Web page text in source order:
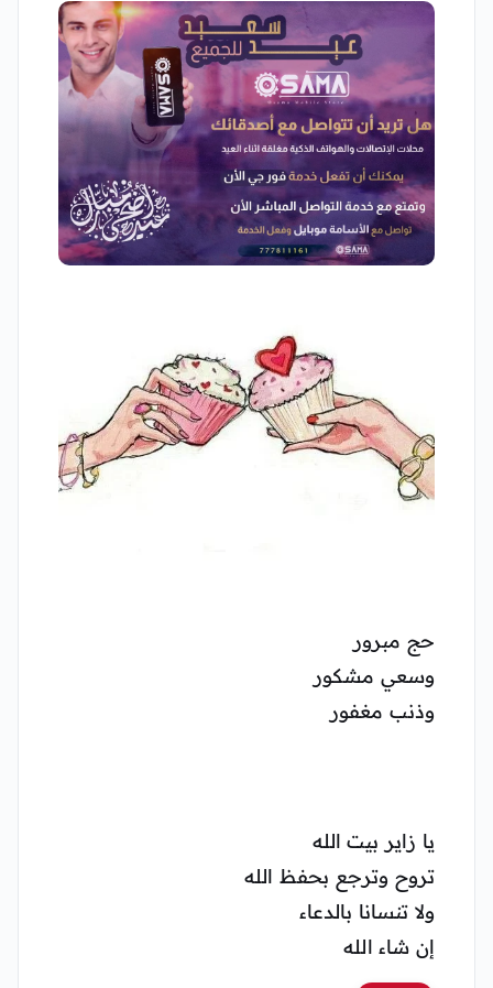
حج مبرور
وسعي مشكور
وذنب مغفور
يا زاير بيت الله
تروح وترجع بحفظ الله
ولا تنسانا بالدعاء
إن شاء الله